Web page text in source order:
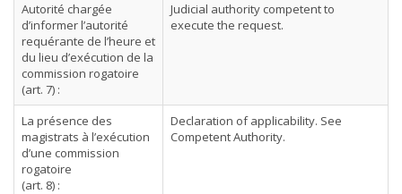
Autorité chargée
d’informer l’autorité
requérante de l’heure et
du lieu d’exécution de la
commission rogatoire
(art. 7) :
Judicial authority competent to
execute the request.
La présence des
magistrats à l’exécution
d’une commission
rogatoire
(art. 8) :
Declaration of applicability. See
Competent Authority.